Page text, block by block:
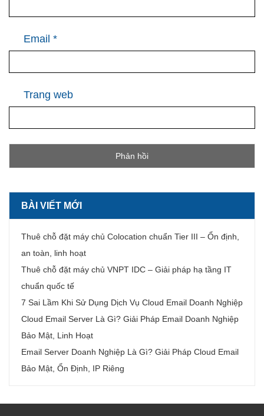
Email *
Trang web
BÀI VIẾT MỚI
Thuê chỗ đặt máy chủ Colocation chuẩn Tier III – Ổn định,
an toàn, linh hoạt
Thuê chỗ đặt máy chủ VNPT IDC – Giải pháp hạ tầng IT
chuẩn quốc tế
7 Sai Lầm Khi Sử Dụng Dịch Vụ Cloud Email Doanh Nghiệp
Cloud Email Server Là Gì? Giải Pháp Email Doanh Nghiệp
Bảo Mật, Linh Hoạt
Email Server Doanh Nghiệp Là Gì? Giải Pháp Cloud Email
Bảo Mật, Ổn Định, IP Riêng